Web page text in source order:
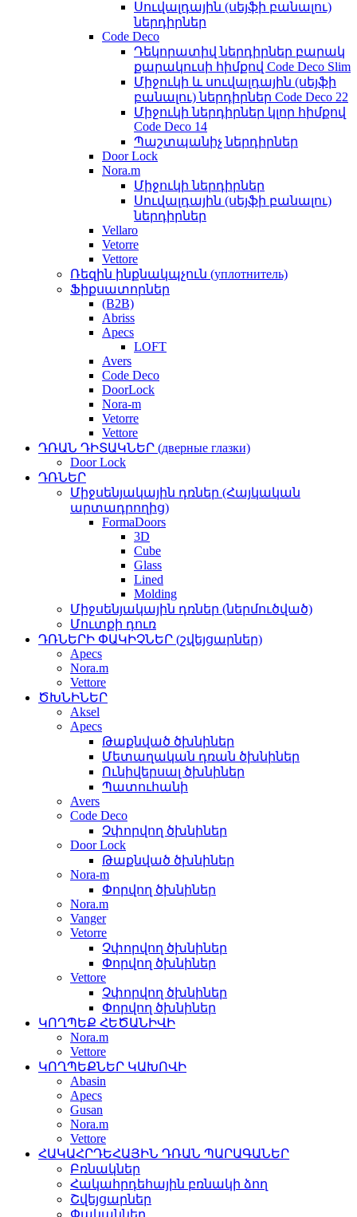
Սուվալդային (սեյֆի բանալու)
ներդիրներ
Code Deco
Դեկորատիվ ներդիրներ բարակ
քարակուսի հիմքով Code Deco Slim
Միջուկի և սուվալդային (սեյֆի
բանալու) ներդիրներ Code Deco 22
Միջուկի ներդիրներ կլոր հիմքով
Code Deco 14
Պաշտպանիչ ներդիրներ
Door Lock
Nora.m
Միջուկի ներդիրներ
Սուվալդային (սեյֆի բանալու)
ներդիրներ
Vellaro
Vetorre
Vettore
Ռեզին ինքնակպչուն (уплотнитель)
Ֆիքսատորներ
(B2B)
Abriss
Apecs
LOFT
Avers
Code Deco
DoorLock
Nora-m
Vetorre
Vettore
ԴՌԱՆ ԴԻՏԱԿՆԵՐ (дверные глазки)
Door Lock
ԴՌՆԵՐ
Միջսենյակային դռներ (Հայկական
արտադրողից)
FormaDoors
3D
Cube
Glass
Lined
Molding
Միջսենյակային դռներ (ներմուծված)
Մուտքի դուռ
ԴՌՆԵՐԻ ՓԱԿԻՉՆԵՐ (շվեյցարներ)
Apecs
Nora.m
Vettore
ԾԽՆԻՆԵՐ
Aksel
Apecs
Թաքնված ծխնիներ
Մետաղական դռան ծխնիներ
Ունիվերսալ ծխնիներ
Պատուհանի
Avers
Code Deco
Չփորվող ծխնիներ
Door Lock
Թաքնված ծխնիներ
Nora-m
Փորվող ծխնիներ
Nora.m
Vanger
Vetorre
Չփորվող ծխնիներ
Փորվող ծխնիներ
Vettore
Չփորվող ծխնիներ
Փորվող ծխնիներ
ԿՈՂՊԵՔ ՀԵԾԱՆԻՎԻ
Nora.m
Vettore
ԿՈՂՊԵՔՆԵՐ ԿԱԽՈՎԻ
Abasin
Apecs
Gusan
Nora.m
Vettore
ՀԱԿԱՀՐԴԵՀԱՅԻՆ ԴՌԱՆ ՊԱՐԱԳԱՆԵՐ
Բռնակներ
Հակահրդեհային բռնակի ձող
Շվեյցարներ